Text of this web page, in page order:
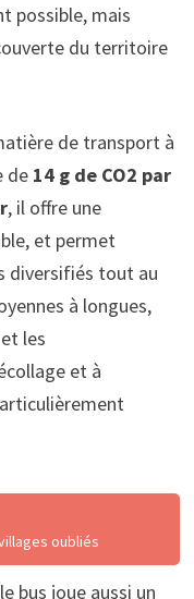
possible, mais
du territoire
de transport à
de 14 g de CO2 par
, il offre une
et permet
diversifiés tout au
à longues,
les
et à
oubliés
bus joue aussi un